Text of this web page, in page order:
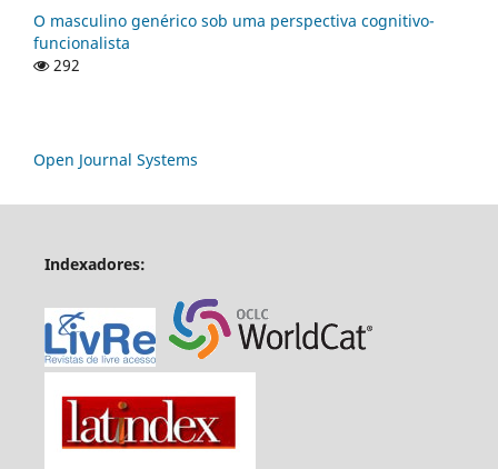
O masculino genérico sob uma perspectiva cognitivo-
funcionalista
292
Open Journal Systems
Indexadores: